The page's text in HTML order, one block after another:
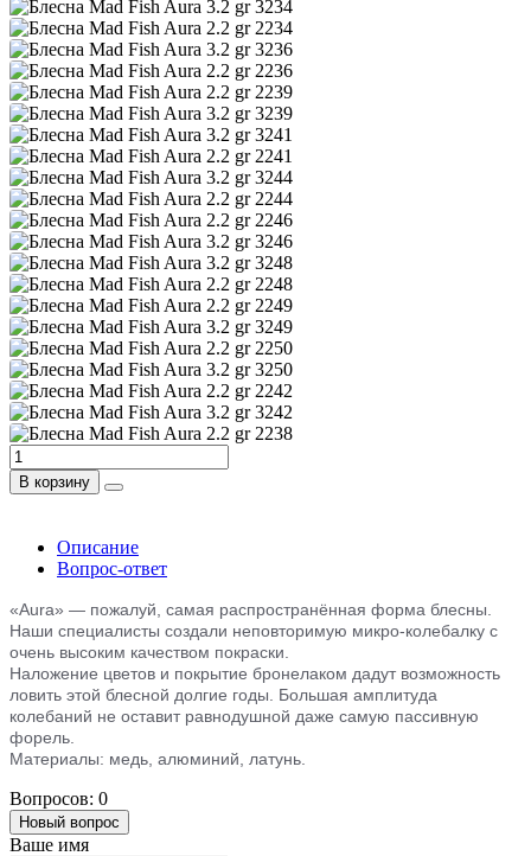
В корзину
Описание
Вопрос-ответ
«Aura» — пожалуй, самая распространённая форма блесны.
Наши специалисты создали неповторимую микро-колебалку с
очень высоким качеством покраски.
Наложение цветов и покрытие бронелаком дадут возможность
ловить этой блесной долгие годы. Большая амплитуда
колебаний не оставит равнодушной даже самую пассивную
форель.
Материалы: медь, алюминий, латунь.
Вопросов: 0
Новый вопрос
Ваше имя